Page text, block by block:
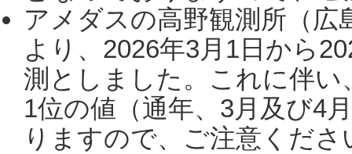
アメダスの高野観測所（
より、2026年3月1日から
測としました。これに伴い
1位の値（通年、3月及び4
りますので、ご注意くだ